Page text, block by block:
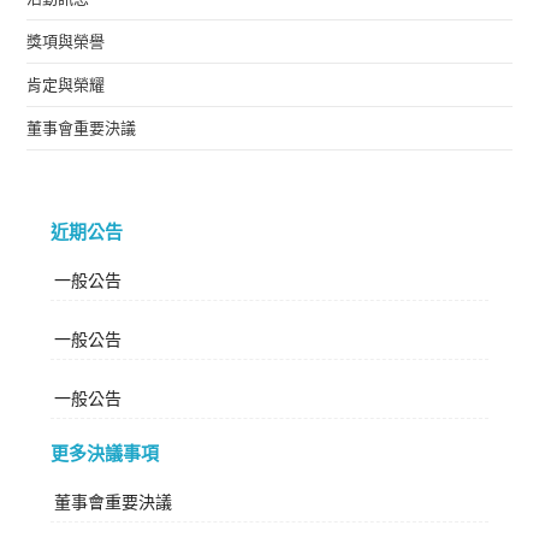
獎項與榮譽
肯定與榮耀
董事會重要決議
近期公告
一般公告
一般公告
一般公告
更多決議事項
董事會重要決議